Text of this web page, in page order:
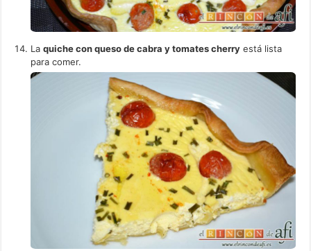
Laquiche con queso de cabra y tomates cherry está lista
para comer.